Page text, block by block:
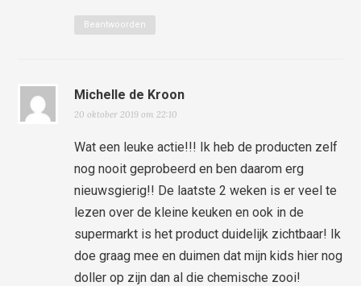
Beantwoorden
Michelle de Kroon
20 oktober 2019 om 22:10
Wat een leuke actie!!! Ik heb de producten zelf
nog nooit geprobeerd en ben daarom erg
nieuwsgierig!! De laatste 2 weken is er veel te
lezen over de kleine keuken en ook in de
supermarkt is het product duidelijk zichtbaar! Ik
doe graag mee en duimen dat mijn kids hier nog
doller op zijn dan al die chemische zooi!